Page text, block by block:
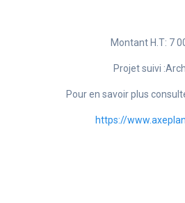
Montant H.T: 7
Projet suivi
Pour en savoir plus
https://